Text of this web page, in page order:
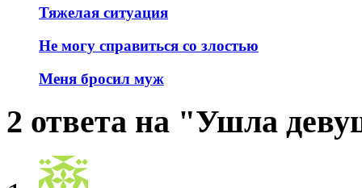
Тяжелая ситуация
Не могу справиться со злостью
Меня бросил муж
2 ответа на "Ушла